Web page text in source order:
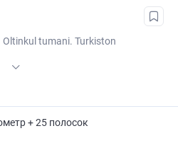
Oltinkul tumani. Turkiston
+ 25 полосок